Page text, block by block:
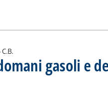
del carbone Usa '
di:
C.B.
gasoli e
mercato extra-rete